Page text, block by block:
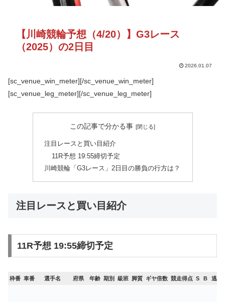
【川崎競輪予想（4/20）】G3レース
（2025）の2日目
2026.01.07
[sc_venue_win_meter][/sc_venue_win_meter]
[sc_venue_leg_meter][/sc_venue_leg_meter]
この記事で分かる事
注目レースと買い目紹介
11R予想 19:55締切予定
川崎競輪「G3レース」2日目の勝負の行方は？
注目レースと買い目紹介
11R予想 19:55締切予定
枠番 車番 選手名 府県 年齢 期別 級班 脚質 ギヤ倍数 競走得点 S B 逃